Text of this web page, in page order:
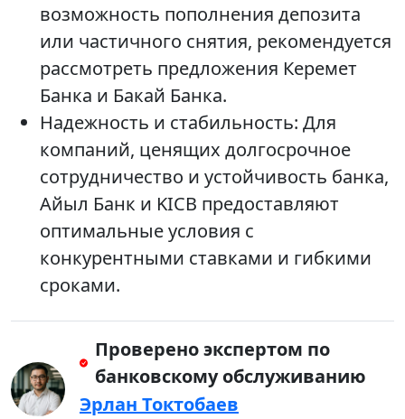
возможность пополнения депозита
или частичного снятия, рекомендуется
рассмотреть предложения Керемет
Банка и Бакай Банка.
Надежность и стабильность: Для
компаний, ценящих долгосрочное
сотрудничество и устойчивость банка,
Айыл Банк и KICB предоставляют
оптимальные условия с
конкурентными ставками и гибкими
сроками.
Проверено экспертом по
банковскому обслуживанию
Эрлан Токтобаев